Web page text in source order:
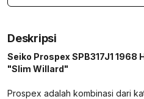
Deskripsi
Seiko Prospex SPB317J1
"Slim Willard"
Prospex adalah kombinasi dari